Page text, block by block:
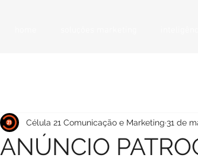
ANÚNCIO
Célula 21 Comunicação e Marketing 31 de